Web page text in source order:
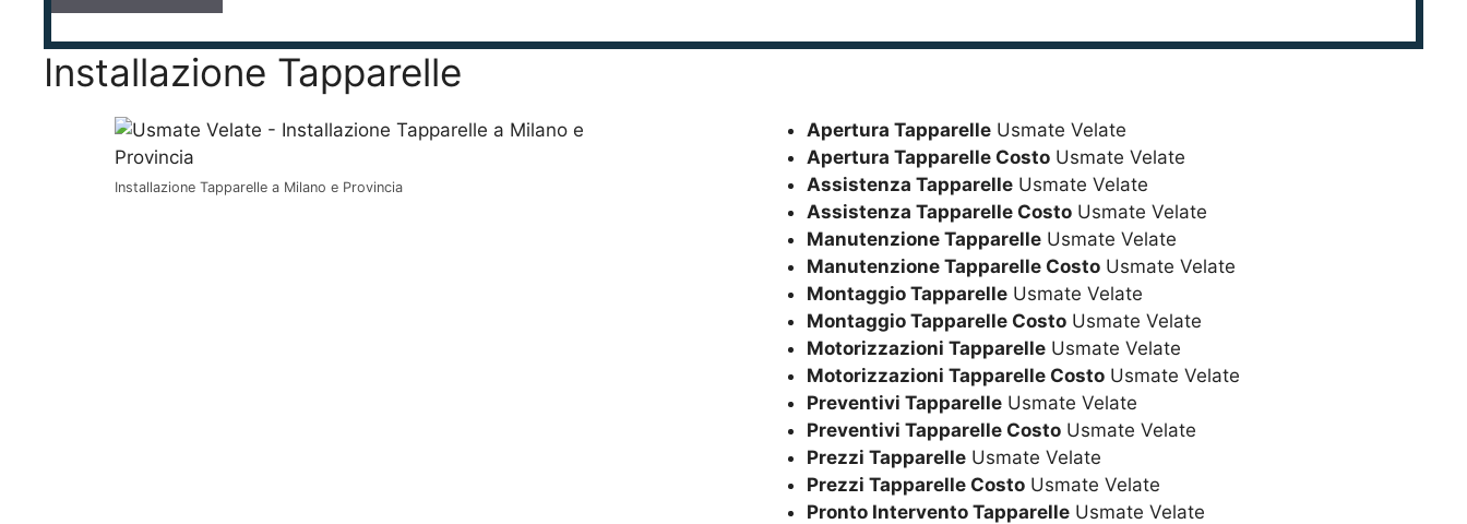
y
*
Installazione Tapparelle
Installazione Tapparelle a Milano e Provincia
Apertura Tapparelle Usmate Velate
Apertura Tapparelle Costo Usmate Velate
Assistenza Tapparelle Usmate Velate
Assistenza Tapparelle Costo Usmate Velate
Manutenzione Tapparelle Usmate Velate
Manutenzione Tapparelle Costo Usmate Velate
Montaggio Tapparelle Usmate Velate
Montaggio Tapparelle Costo Usmate Velate
Motorizzazioni Tapparelle Usmate Velate
Motorizzazioni Tapparelle Costo Usmate Velate
Preventivi Tapparelle Usmate Velate
Preventivi Tapparelle Costo Usmate Velate
Prezzi Tapparelle Usmate Velate
Prezzi Tapparelle Costo Usmate Velate
Pronto Intervento Tapparelle Usmate Velate